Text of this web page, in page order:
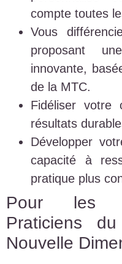
compte toutes
Vous
proposant
innovante,
de la MTC.
Fidéliser votre
résultats
Développer
capacité à
pratique plus
Pour les
Praticiens
Nouvelle